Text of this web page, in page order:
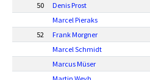
50
Denis Prost
Marcel Pieraks
52
Frank Morgner
Marcel Schmidt
Marcus Müser